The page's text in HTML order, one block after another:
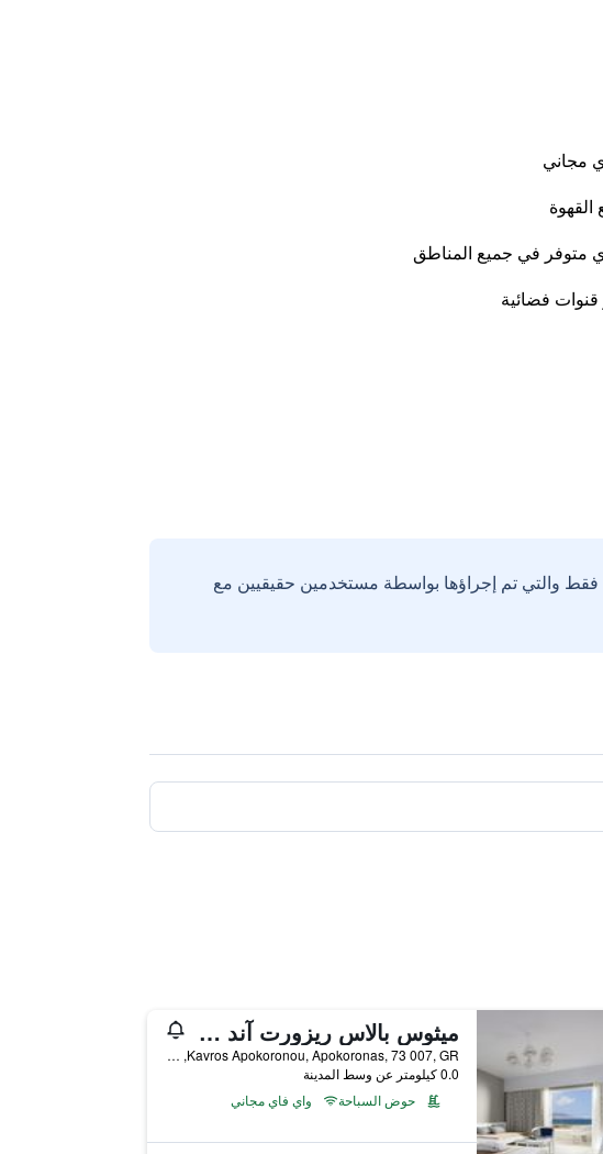
مجاني
القهوة
متوفر في جميع المناطق
قنوات فضائية
والتي تم إجراؤها بواسطة مستخدمين حقيقيين مع
ميثوس بالاس ريزورت آند سبا - شامل جميع الخدمات
Kavros Apokoronou, Apokoronas, 73 007, GR, جورجيوبوليس, اليونان
0.0 كيلومتر عن وسط المدينة
حوض السباحة
واي فاي مجاني